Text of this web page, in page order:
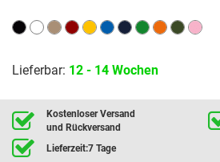
Lieferbar: 12 - 14 Wochen
Kostenloser Versand
und Rückversand
Lieferzeit:7 Tage